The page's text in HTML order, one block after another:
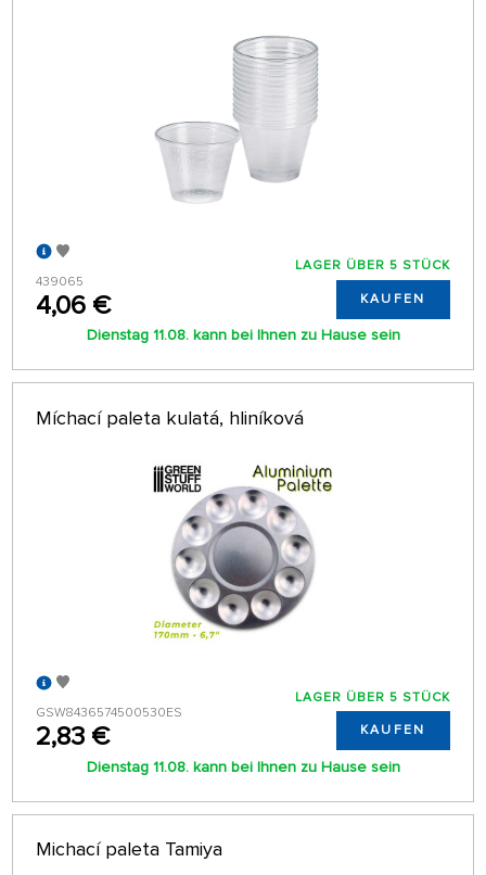
439065
4,06 €
LAGER ÜBER 5 STÜCK
KAUFEN
Dienstag 11.08. kann bei Ihnen zu Hause sein
Míchací paleta kulatá, hliníková
GSW8436574500530ES
2,83 €
LAGER ÜBER 5 STÜCK
KAUFEN
Dienstag 11.08. kann bei Ihnen zu Hause sein
Michací paleta Tamiya